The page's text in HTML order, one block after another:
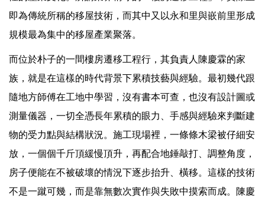
即為傳統所稱的移屋技術，而其中又以永和里與嵌前里形成
規模最為集中的移屋產業聚落。
而位於朴子的一間樓房遷移工程行，其負責人陳慶霖的家
族，就是在這樣的時代背景下累積技藝與經驗。最初幾代跟
隨地方師傅在工地中學習，沒有書本可查，也沒有設計圖或
測量儀器，一切全憑長年累積的眼力、手感與經驗來判斷建
物的受力點與結構狀況。施工現場裡，一條條木梁被仔細安
放，一個個千斤頂緩慢頂升，再配合地錘敲打、調整角度，
房子便能在不被破壞的情況下逐步抬升、橫移。這樣的技術
不是一蹴可幾，而是靠無數次實作與失敗中摸索而成。陳慶